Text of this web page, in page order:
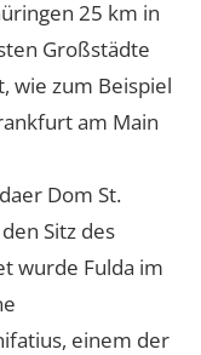
25 km in
Großstädte
wie zum Beispiel
am Main
Dom St.
Sitz des
wurde Fulda im
einem der